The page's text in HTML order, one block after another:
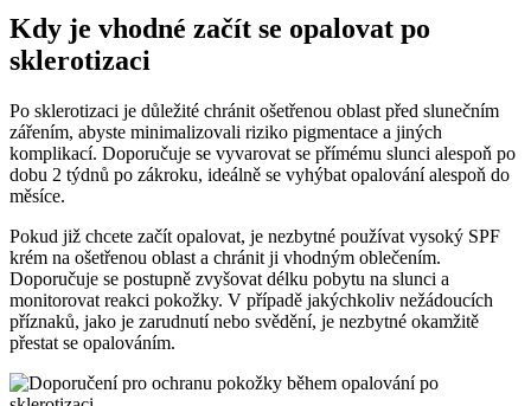
Kdy je vhodné začít se opalovat po
sklerotizaci
Po sklerotizaci je důležité chránit ošetřenou oblast před slunečním
zářením, abyste minimalizovali riziko pigmentace a jiných
komplikací. Doporučuje se vyvarovat se přímému slunci alespoň po
dobu 2 týdnů po zákroku, ideálně se vyhýbat opalování alespoň do
měsíce.
Pokud již chcete začít opalovat, je nezbytné používat vysoký SPF
krém na ošetřenou oblast a chránit ji vhodným oblečením.
Doporučuje se postupně zvyšovat délku pobytu na slunci a
monitorovat reakci pokožky. V případě jakýchkoliv nežádoucích
příznaků, jako je zarudnutí nebo svědění, je nezbytné okamžitě
přestat se opalováním.